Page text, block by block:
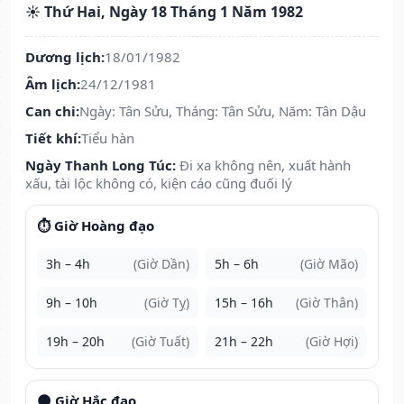
☀️ Thứ Hai, Ngày 18 Tháng 1 Năm 1982
Dương lịch:18/01/1982
Âm lịch:24/12/1981
Can chi:Ngày: Tân Sửu, Tháng: Tân Sửu, Năm: Tân Dậu
Tiết khí:Tiểu hàn
Ngày Thanh Long Túc: Đi xa không nên, xuất hành
xấu, tài lộc không có, kiện cáo cũng đuối lý
⏱️ Giờ Hoàng đạo
3h – 4h (Giờ Dần) 5h – 6h (Giờ Mão)
9h – 10h (Giờ Tỵ) 15h – 16h (Giờ Thân)
19h – 20h (Giờ Tuất) 21h – 22h (Giờ Hợi)